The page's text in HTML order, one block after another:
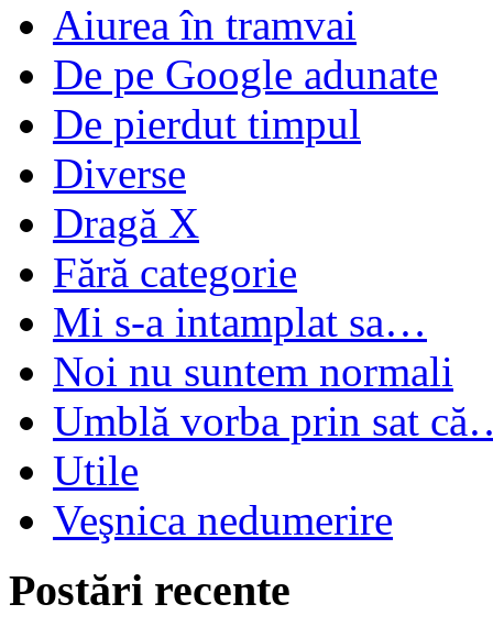
Aiurea în tramvai
De pe Google adunate
De pierdut timpul
Diverse
Dragă X
Fără categorie
Mi s-a intamplat sa…
Noi nu suntem normali
Umblă vorba prin sat
Utile
Veşnica nedumerire
Postări recente